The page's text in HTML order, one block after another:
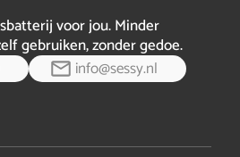
voor jou. Minder
gebruiken, zonder gedoe.
info@sessy.nl